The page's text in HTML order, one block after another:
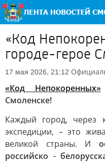
«Код
городе-герое
17 мая 2026, 21:12
«Код Непокоренных»
Смоленске!
Каждый город, через
экспедиции, – это
великой страны. И
российско -